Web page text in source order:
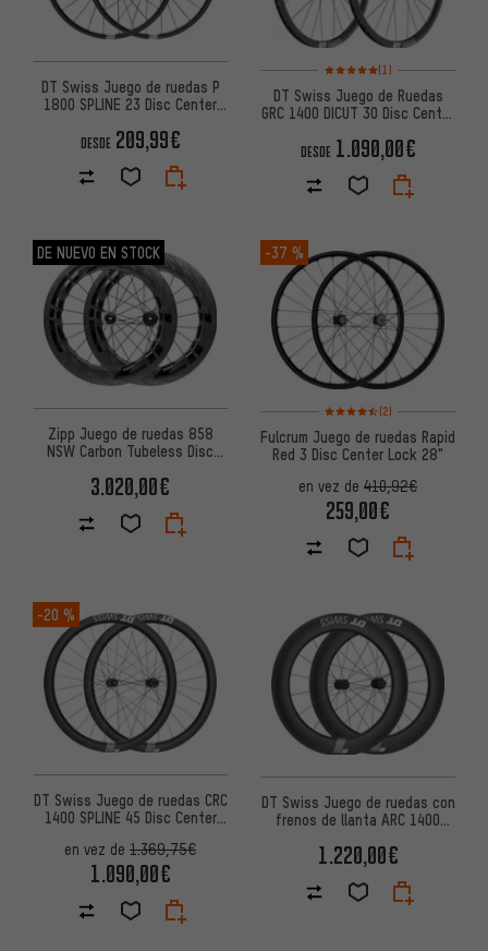
DT Swiss Juego de ruedas P
1800 SPLINE 23 Disc Center
DESDE 209,99€
Valoración media: 5 de 5
(1)
DT Swiss Juego de Ruedas
GRC 1400 DICUT 30 Disc Center
DESDE 1.090,00€
DE NUEVO EN STOCK
Zipp Juego de ruedas 858
NSW Carbon Tubeless Disc
3.020,00€
-37 %
Valoración media: 4,5 de 5
(2)
Fulcrum Juego de ruedas Rapid
Red 3 Disc Center Lock 28"
en vez de 410,92€
259,00€
-20 %
DT Swiss Juego de ruedas CRC
1400 SPLINE 45 Disc Center
en vez de 1.369,75€
1.090,00€
DT Swiss Juego de ruedas con
frenos de llanta ARC 1400
1.220,00€